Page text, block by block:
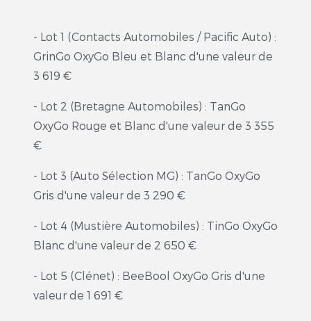
- Lot 1 (Contacts Automobiles / Pacific Auto) :
GrinGo OxyGo Bleu et Blanc d'une valeur de
3 619 €
- Lot 2 (Bretagne Automobiles) : TanGo
OxyGo Rouge et Blanc d'une valeur de 3 355
€
- Lot 3 (Auto Sélection MG) : TanGo OxyGo
Gris d'une valeur de 3 290 €
- Lot 4 (Mustière Automobiles) : TinGo OxyGo
Blanc d'une valeur de 2 650 €
- Lot 5 (Clénet) : BeeBool OxyGo Gris d'une
valeur de 1 691 €